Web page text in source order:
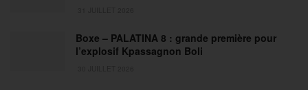
Boxe – PALATINA 8 : grande première pour
l’explosif Kpassagnon Boli